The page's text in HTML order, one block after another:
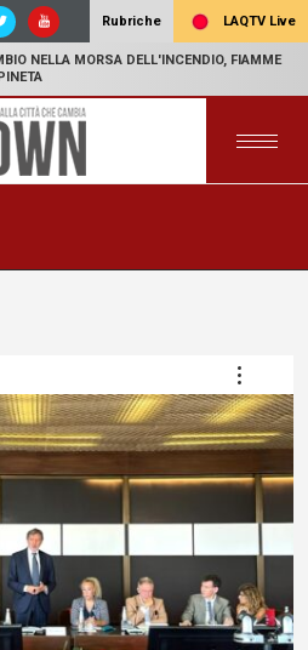
Rubriche LAQTV Live
NELLA MORSA DELL'INCENDIO, FIAMME